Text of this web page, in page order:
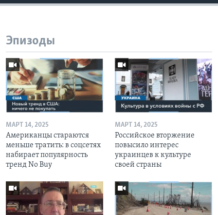
Эпизоды
МАРТ 14, 2025
Американцы стараются
меньше тратить: в соцсетях
набирает популярность
тренд No Buy
МАРТ 14, 2025
Российское вторжение
повысило интерес
украинцев к культуре
своей страны